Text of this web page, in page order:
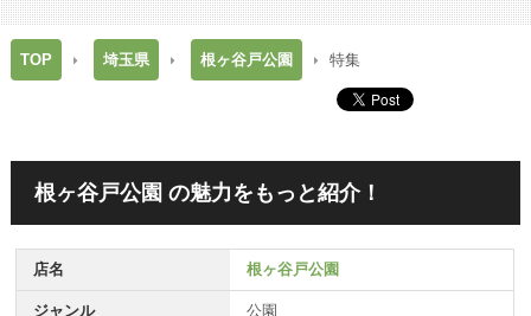
TOP 埼玉県 根ヶ谷戸公園 特集
根ヶ谷戸公園 の魅力をもっと紹介！
店名 根ヶ谷戸公園
ジャンル 公園